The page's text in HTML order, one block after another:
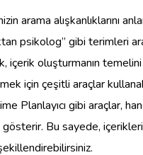
arama alışkanlıklarını
psikolog” gibi terimleri
içerik oluşturmanın
için çeşitli araçlar
Planlayıcı gibi araçlar,
gösterir. Bu sayede,